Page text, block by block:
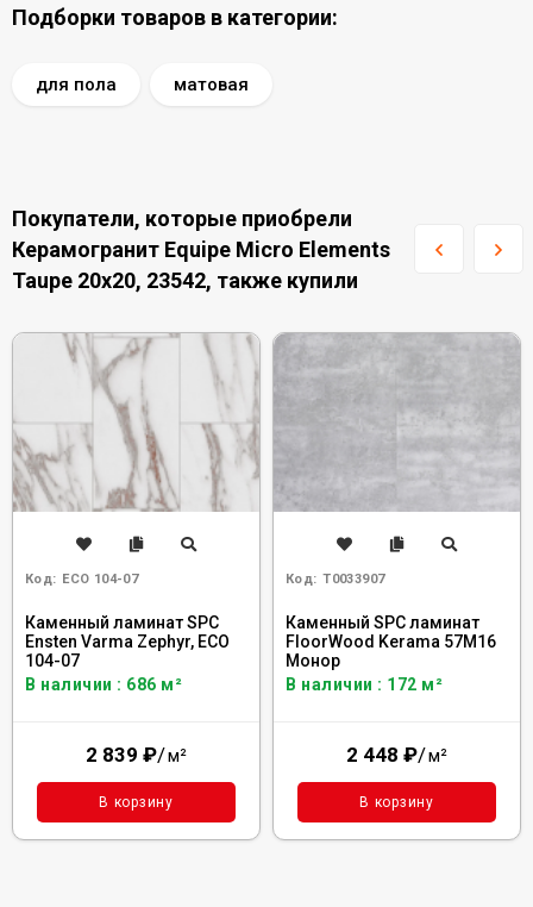
Подборки товаров в категории:
для пола матовая
Покупатели, которые приобрели
Керамогранит Equipe Micro Elements
Taupe 20x20, 23542, также купили
Код: ECO 104-07
Каменный ламинат SPC
Ensten Varma Zephyr, ECO
104-07
В наличии : 686 м²
2 839 ₽/м²
В корзину
Код: Т0033907
Каменный SPC ламинат
FloorWood Kerama 57М16
Монор
В наличии : 172 м²
2 448 ₽/м²
В корзину